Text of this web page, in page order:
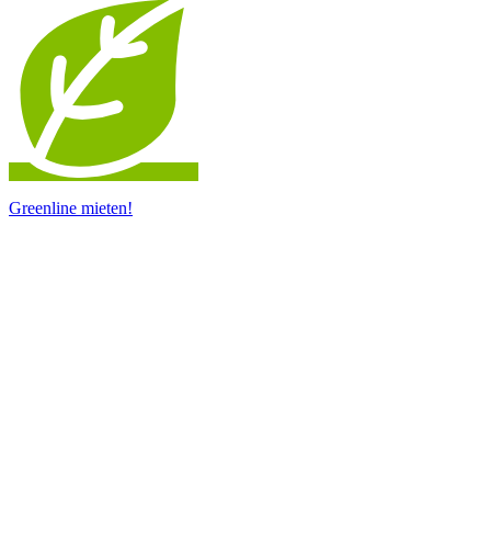
Greenline mieten!